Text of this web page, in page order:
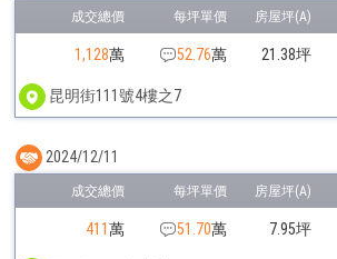
1,128萬 52.76萬 21.38坪
昆明街111號4樓之7
411萬 51.70萬 7.95坪
2024/12/11